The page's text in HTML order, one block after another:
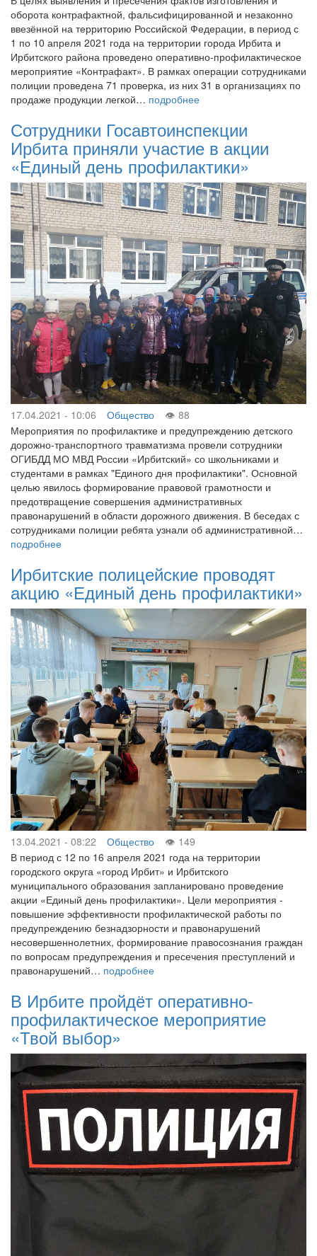
оборота контрафактной, фальсифицированной и незаконно
ввезённой на территорию Российской Федерации, в период с
1 по 10 апреля 2021 года на территории города Ирбита и
Ирбитского района проведено оперативно-профилактическое
мероприятие «Контрафакт». В рамках операции сотрудниками
полиции проведена 71 проверка, из них 31 в организациях по
продаже продукции легкой… подробнее
Сотрудники Госавтоинспекции
Ирбита приняли участие в акции
«Единый день профилактики»
17.04.2021 - 10:06 Общество
88
Мероприятия по профилактике и предупреждению детского
дорожно-транспортного травматизма провели сотрудники
ОГИБДД МО МВД России «Ирбитский» со школьниками и
студентами в рамках "Единого дня профилактики". Основной
целью явилось формирование правовой грамотности и
предотвращение совершения административных
правонарушений в области дорожного движения. В беседах с
сотрудниками полиции ребята узнали об административной…
подробнее
Ирбитские полицейские проводят
акцию «Единый день профилактики»
13.04.2021 - 08:22 Общество
149
В период с 12 по 16 апреля 2021 года на территории
городского округа «город Ирбит» и Ирбитского
муниципального образования запланировано проведение
акции «Единый день профилактики». Цели мероприятия -
повышение эффективности профилактической работы по
предупреждению безнадзорности и правонарушений
несовершеннолетних, формирование правосознания граждан
по вопросам предупреждения и пресечения преступлений и
правонарушений… подробнее
В Ирбите пройдёт оперативно-
профилактическое мероприятие
«Твой выбор»